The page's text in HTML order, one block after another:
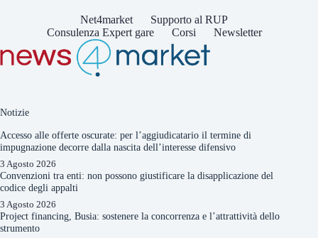
Net4market
Supporto al RUP
Consulenza Expert gare
Corsi Newsletter
Notizie
Accesso alle offerte oscurate: per l’aggiudicatario il termine di
impugnazione decorre dalla nascita dell’interesse difensivo
3 Agosto 2026
Convenzioni tra enti: non possono giustificare la disapplicazione del
codice degli appalti
3 Agosto 2026
Project financing, Busia: sostenere la concorrenza e l’attrattività dello
strumento